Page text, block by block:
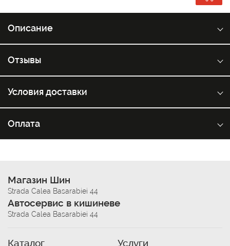
Описание
Отзывы
Условия доставки
Оплата
Магазин Шин
Strada Calea Basarabiei 44
Автосервис в кишиневе
Strada Calea Basarabiei 44
Каталог Услуги